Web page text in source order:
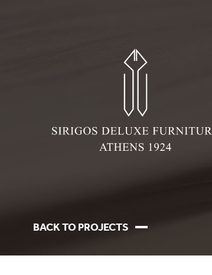
BACK TO PROJECTS